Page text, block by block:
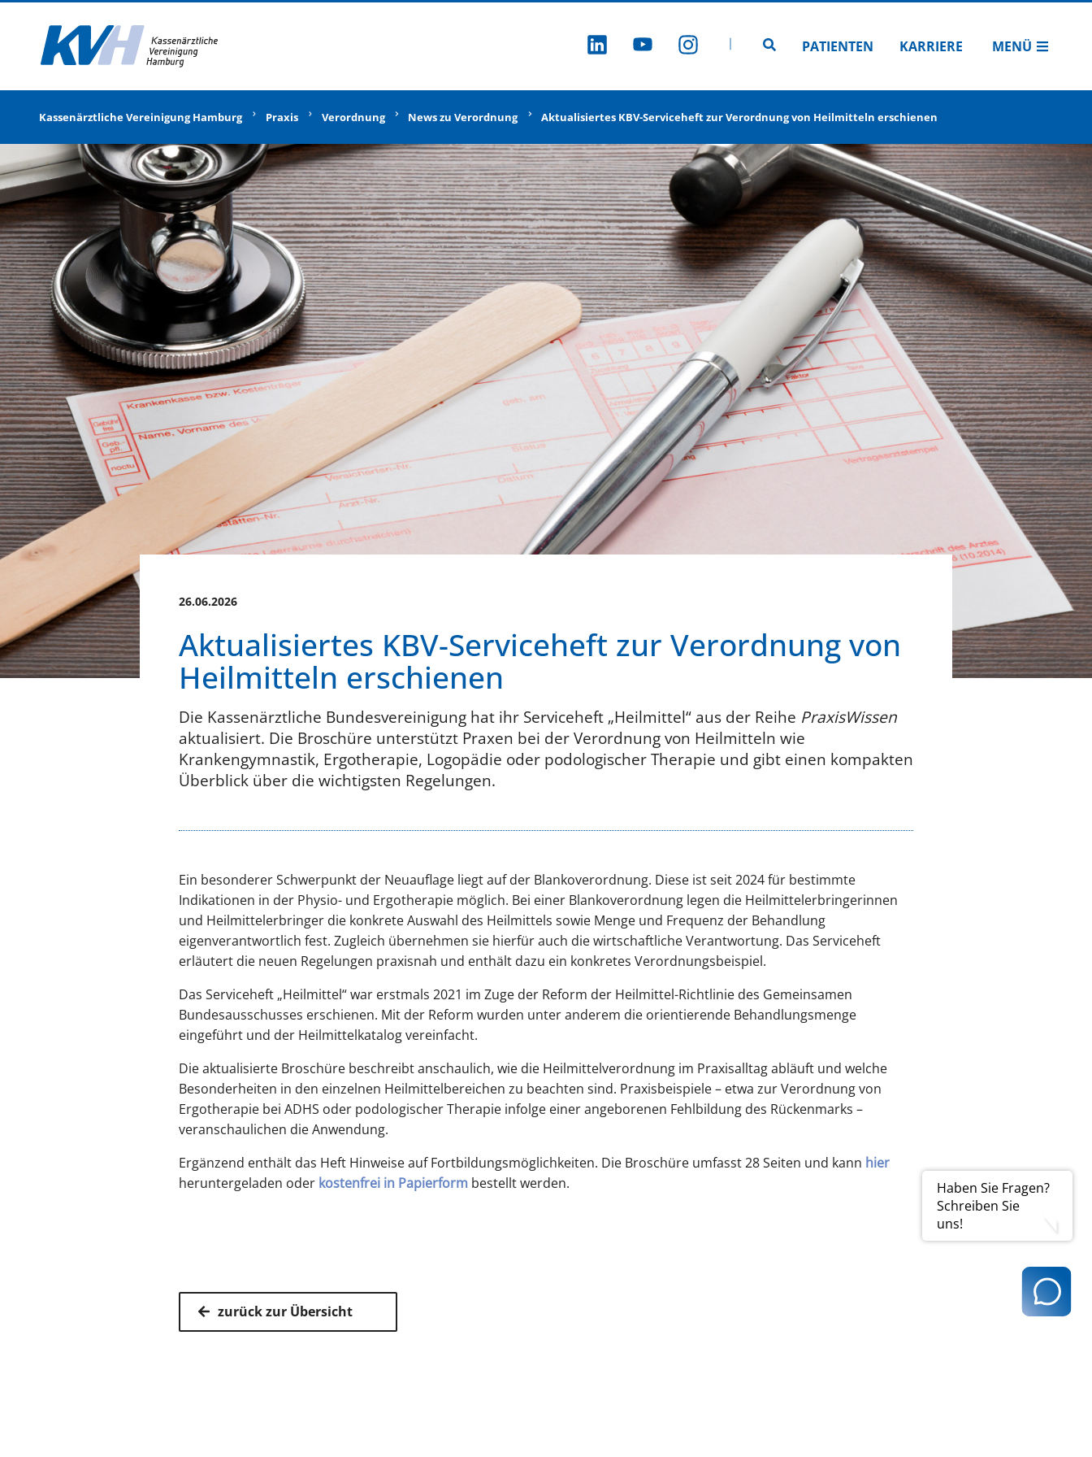
ZU LINKEDIN
ZU YOUTUBE
ZU INSTAGRAM
Zur Seitensuche
PATIENTEN KARRIERE MENÜ
Haben Sie Fragen?
Schreiben Sie
uns!
Kassenärztliche Vereinigung Hamburg Praxis Verordnung News zu Verordnung Aktualisiertes KBV-Serviceheft zur Verordnung von Heilmitteln erschienen
26.06.2026
Aktualisiertes KBV-Serviceheft zur Verordnung von
Heilmitteln erschienen
Die Kassenärztliche Bundesvereinigung hat ihr Serviceheft „Heilmittel“ aus der Reihe PraxisWissen
aktualisiert. Die Broschüre unterstützt Praxen bei der Verordnung von Heilmitteln wie
Krankengymnastik, Ergotherapie, Logopädie oder podologischer Therapie und gibt einen kompakten
Überblick über die wichtigsten Regelungen.
Ein besonderer Schwerpunkt der Neuauflage liegt auf der Blankoverordnung. Diese ist seit 2024 für bestimmte
Indikationen in der Physio- und Ergotherapie möglich. Bei einer Blankoverordnung legen die Heilmittelerbringerinnen
und Heilmittelerbringer die konkrete Auswahl des Heilmittels sowie Menge und Frequenz der Behandlung
eigenverantwortlich fest. Zugleich übernehmen sie hierfür auch die wirtschaftliche Verantwortung. Das Serviceheft
erläutert die neuen Regelungen praxisnah und enthält dazu ein konkretes Verordnungsbeispiel.
Das Serviceheft „Heilmittel“ war erstmals 2021 im Zuge der Reform der Heilmittel-Richtlinie des Gemeinsamen
Bundesausschusses erschienen. Mit der Reform wurden unter anderem die orientierende Behandlungsmenge
eingeführt und der Heilmittelkatalog vereinfacht.
Die aktualisierte Broschüre beschreibt anschaulich, wie die Heilmittelverordnung im Praxisalltag abläuft und welche
Besonderheiten in den einzelnen Heilmittelbereichen zu beachten sind. Praxisbeispiele – etwa zur Verordnung von
Ergotherapie bei ADHS oder podologischer Therapie infolge einer angeborenen Fehlbildung des Rückenmarks –
veranschaulichen die Anwendung.
Ergänzend enthält das Heft Hinweise auf Fortbildungsmöglichkeiten. Die Broschüre umfasst 28 Seiten und kann hier
heruntergeladen oder kostenfrei in Papierform bestellt werden.
zurück zur Übersicht